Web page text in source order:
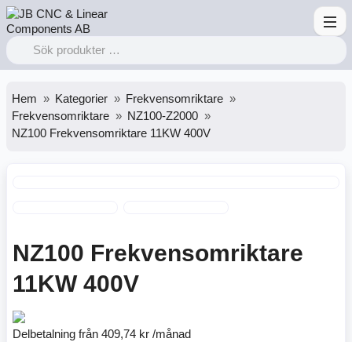
Hem Kategorier
Frekvensomriktare
Frekvensomriktare
NZ100-Z2000
NZ100 Frekvensomriktare 11KW 400V
NZ100 Frekvensomriktare
11KW 400V
Delbetalning från 409,74 kr /månad